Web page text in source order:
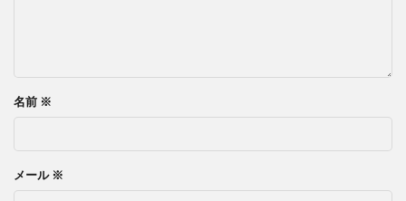
名前 ※
メール ※